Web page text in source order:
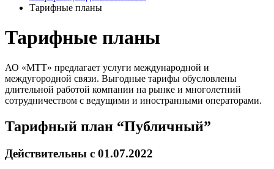
Тарифные планы
Тарифные планы
АО «МТТ» предлагает услуги международной и
междугородной связи. Выгодные тарифы обусловлены
длительной работой компании на рынке и многолетний
сотрудничеством с ведущими и иностранными операторами.
Тарифный план “Публичный”
Действительны с 01.07.2022